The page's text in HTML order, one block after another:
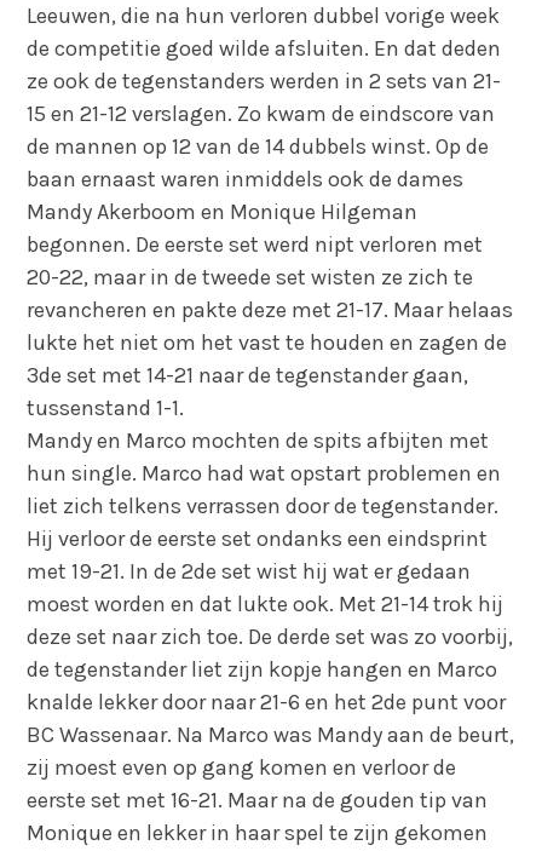
Leeuwen, die na hun verloren dubbel vorige week
de competitie goed wilde afsluiten. En dat deden
ze ook de tegenstanders werden in 2 sets van 21-
15 en 21-12 verslagen. Zo kwam de eindscore van
de mannen op 12 van de 14 dubbels winst. Op de
baan ernaast waren inmiddels ook de dames
Mandy Akerboom en Monique Hilgeman
begonnen. De eerste set werd nipt verloren met
20-22, maar in de tweede set wisten ze zich te
revancheren en pakte deze met 21-17. Maar helaas
lukte het niet om het vast te houden en zagen de
3de set met 14-21 naar de tegenstander gaan,
tussenstand 1-1.
Mandy en Marco mochten de spits afbijten met
hun single. Marco had wat opstart problemen en
liet zich telkens verrassen door de tegenstander.
Hij verloor de eerste set ondanks een eindsprint
met 19-21. In de 2de set wist hij wat er gedaan
moest worden en dat lukte ook. Met 21-14 trok hij
deze set naar zich toe. De derde set was zo voorbij,
de tegenstander liet zijn kopje hangen en Marco
knalde lekker door naar 21-6 en het 2de punt voor
BC Wassenaar. Na Marco was Mandy aan de beurt,
zij moest even op gang komen en verloor de
eerste set met 16-21. Maar na de gouden tip van
Monique en lekker in haar spel te zijn gekomen